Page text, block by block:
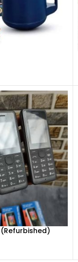
(Refurbished)